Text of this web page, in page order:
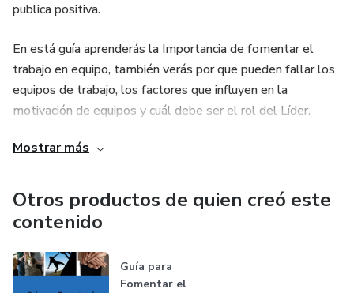
publica positiva.
En está guía aprenderás la Importancia de fomentar el
trabajo en equipo, también verás por que pueden fallar los
equipos de trabajo, los factores que influyen en la
motivación de equipos y cuál debe ser el rol del Líder.
Mostrar más
Otros productos de quien creó este
contenido
Guía para
Fomentar el